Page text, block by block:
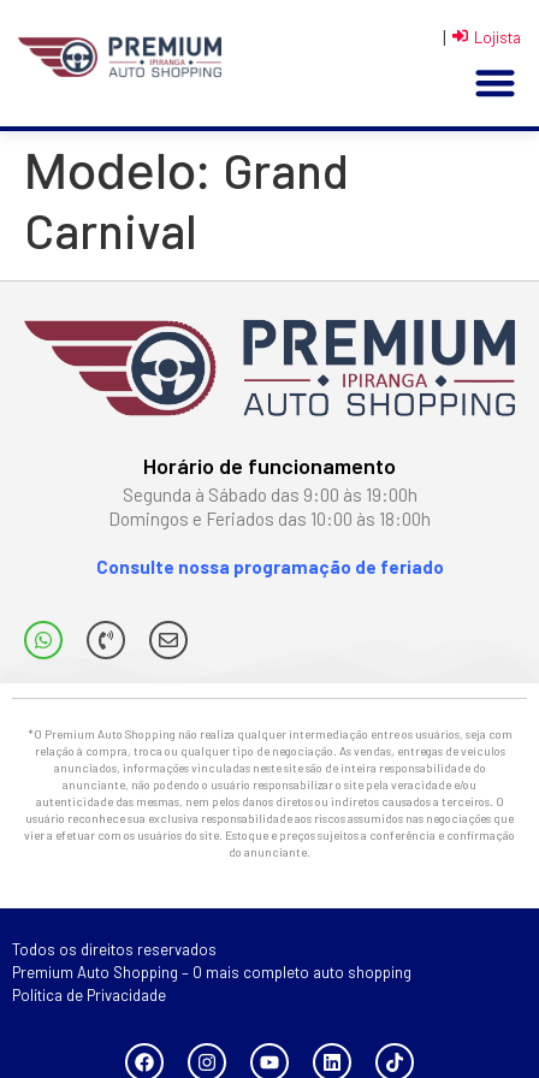
| Lojista
Modelo: Grand
Carnival
Horário de funcionamento
Segunda à Sábado das 9:00 às 19:00h
Domingos e Feriados das 10:00 às 18:00h
Consulte nossa programação de feriado
*O Premium Auto Shopping não realiza qualquer intermediação entre os usuários, seja com
relação à compra, troca ou qualquer tipo de negociação. As vendas, entregas de veículos
anunciados, informações vinculadas neste site são de inteira responsabilidade do
anunciante, não podendo o usuário responsabilizar o site pela veracidade e/ou
autenticidade das mesmas, nem pelos danos diretos ou indiretos causados a terceiros. O
usuário reconhece sua exclusiva responsabilidade aos riscos assumidos nas negociações que
vier a efetuar com os usuários do site. Estoque e preços sujeitos a conferência e confirmação
do anunciante.
Todos os direitos reservados
Premium Auto Shopping – O mais completo auto shopping
Política de Privacidade